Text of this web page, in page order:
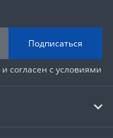
Подписаться
и согласен с условиями